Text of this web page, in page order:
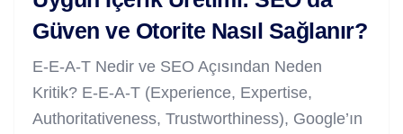
Güven ve Otorite Nasıl Sağlanır?
E-E-A-T Nedir ve SEO Açısından Neden
Kritik? E-E-A-T (Experience, Expertise,
Authoritativeness, Trustworthiness), Google’ın